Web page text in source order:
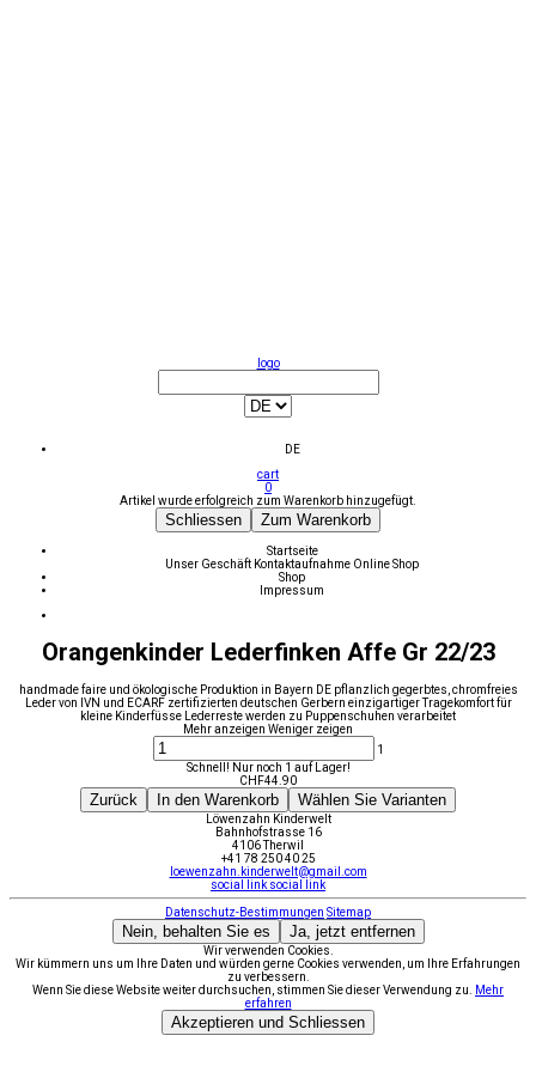
logo
DE
cart
0
Artikel wurde erfolgreich zum Warenkorb hinzugefügt.
Schliessen Zum Warenkorb
Startseite
Unser Geschäft Kontaktaufnahme Online Shop
Shop
Impressum
Orangenkinder Lederfinken Affe Gr 22/23
handmade faire und ökologische Produktion in Bayern DE pflanzlich gegerbtes, chromfreies
Leder von IVN und ECARF zertifizierten deutschen Gerbern einzigartiger Tragekomfort für
kleine Kinderfüsse Lederreste werden zu Puppenschuhen verarbeitet
Mehr anzeigen Weniger zeigen
1
Schnell! Nur noch 1 auf Lager!
CHF44.90
Zurück In den Warenkorb Wählen Sie Varianten
Löwenzahn Kinderwelt
Bahnhofstrasse 16
4106 Therwil
+41 78 250 40 25
loewenzahn.kinderwelt@gmail.com
social link social link
Datenschutz-Bestimmungen Sitemap
Nein, behalten Sie es Ja, jetzt entfernen
Wir verwenden Cookies.
Wir kümmern uns um Ihre Daten und würden gerne Cookies verwenden, um Ihre Erfahrungen
zu verbessern.
Wenn Sie diese Website weiter durchsuchen, stimmen Sie dieser Verwendung zu.
Mehr
erfahren
Akzeptieren und Schliessen